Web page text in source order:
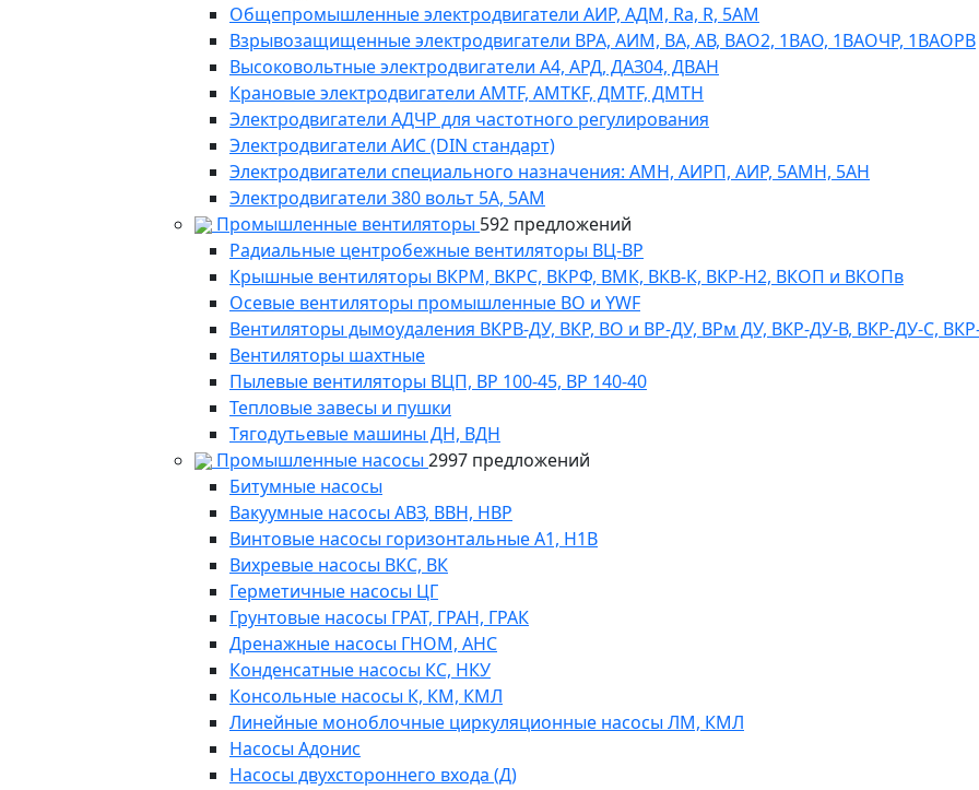
Общепромышленные электродвигатели АИР, АДМ, Ra, R, 5AM
Взрывозащищенные электродвигатели ВРА, АИМ, ВА, АВ, ВАO2, 1ВАО, 1ВАОЧР, 1ВАОРВ
Высоковольтные электродвигатели A4, АРД, ДАЗ04, ДВАН
Крановые электродвигатели AMTF, AMTKF, ДMTF, ДМТН
Электродвигатели АДЧР для частотного регулирования
Электродвигатели АИС (DIN стандарт)
Электродвигатели специального назначения: АМН, АИРП, АИР, 5АМН, 5АН
Электродвигатели 380 вольт 5А, 5АМ
Промышленные вентиляторы 592 предложений
Радиальные центробежные вентиляторы ВЦ-ВР
Крышные вентиляторы ВКРМ, ВКРС, ВКРФ, ВМК, ВКВ-К, ВКР-Н2, ВКОП и ВКОПв
Осевые вентиляторы промышленные ВО и YWF
Вентиляторы дымоудаления ВКРВ-ДУ, ВКР, ВО и ВР-ДУ, ВРм ДУ, ВКР-ДУ-В, ВКР-ДУ-С,
Вентиляторы шахтные
Пылевые вентиляторы ВЦП, ВР 100-45, ВР 140-40
Тепловые завесы и пушки
Тягодутьевые машины ДН, ВДН
Промышленные насосы 2997 предложений
Битумные насосы
Вакуумные насосы АВЗ, ВВН, НВР
Винтовые насосы горизонтальные А1, Н1В
Вихревые насосы ВКС, ВК
Герметичные насосы ЦГ
Грунтовые насосы ГРАТ, ГРАН, ГРАК
Дренажные насосы ГНОМ, АНС
Конденсатные насосы КС, НКУ
Консольные насосы К, КМ, КМЛ
Линейные моноблочные циркуляционные насосы ЛМ, КМЛ
Насосы Адонис
Насосы двухстороннего входа (Д)